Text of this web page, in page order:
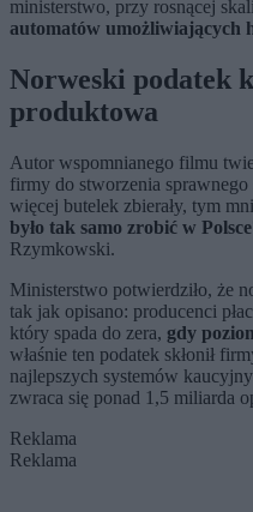
ministerstwo, przy rosnącej
automatów umożliwiających
Norweski podatek
produktowa
Autor wspomnianego filmu
firmy do stworzenia
więcej butelek zbierały, tym
było tak samo zrobić w
Rzymkowski.
Ministerstwo potwierdziło, że
tak jak opisano: producenci
który spada do zera, gdy
właśnie ten podatek skłonił
najlepszych systemów
zwraca się ponad 1,5 miliarda
Reklama
Reklama